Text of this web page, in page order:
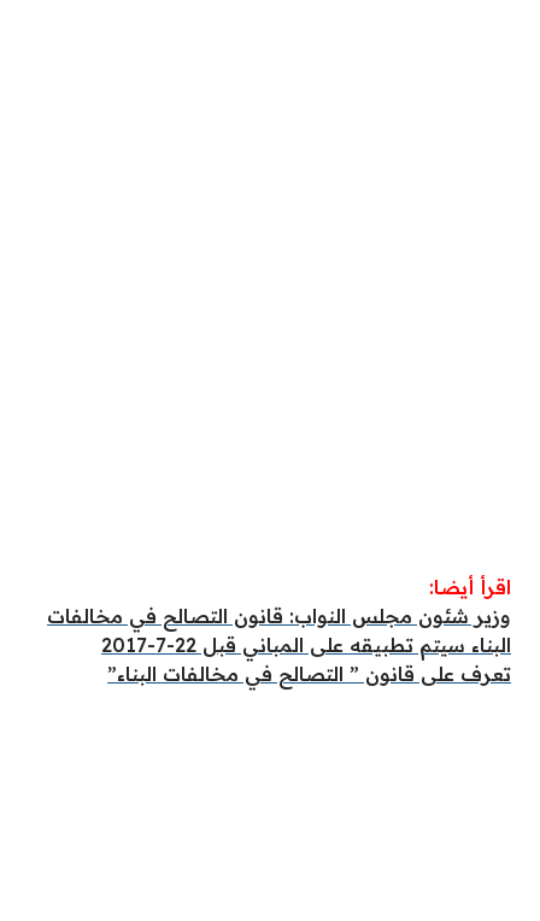
اقرأ أيضا:
وزير شئون مجلس النواب: قانون التصالح في مخالفات
البناء سيتم تطبيقه على المباني قبل 22-7-2017
تعرف على قانون ” التصالح في مخالفات البناء”